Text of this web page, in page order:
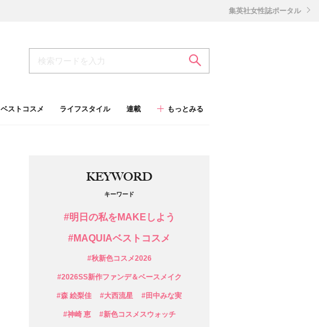
ベストコスメ ライフスタイル 連載 もっとみる
集英社女性誌ポータル
KEYWORD
キーワード
#明日の私をMAKEしよう
#MAQUIAベストコスメ
#秋新色コスメ2026
#2026SS新作ファンデ＆ベースメイク
#森 絵梨佳 #大西流星 #田中みな実
#神崎 恵 #新色コスメスウォッチ